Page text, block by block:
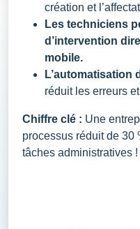
création et
Les techniciens
d’intervention
mobile.
L’automatisation
réduit les erreurs
Chiffre clé : Une
processus réduit de 30
tâches administratives !